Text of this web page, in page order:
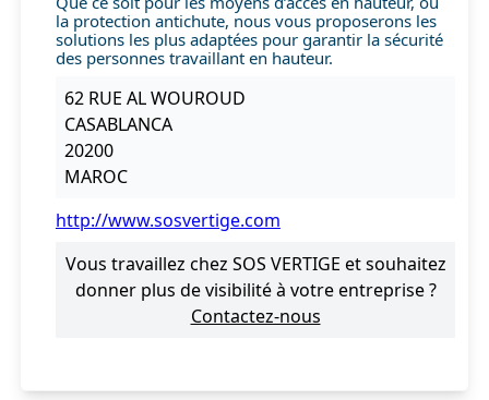
la protection antichute, nous vous proposerons les
solutions les plus adaptées pour garantir la sécurité
des personnes travaillant en hauteur.
62 RUE AL WOUROUD
CASABLANCA
20200
MAROC
http://www.sosvertige.com
Vous travaillez chez SOS VERTIGE et souhaitez
donner plus de visibilité à votre entreprise ?
Contactez-nous